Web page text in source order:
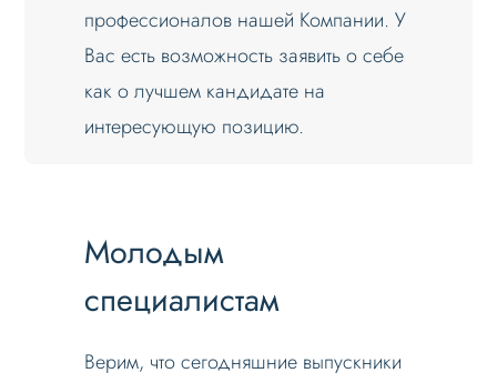
профессионалов нашей Компании. У
Вас есть возможность заявить о себе
как о лучшем кандидате на
интересующую позицию.
Молодым
специалистам
Верим, что сегодняшние выпускники